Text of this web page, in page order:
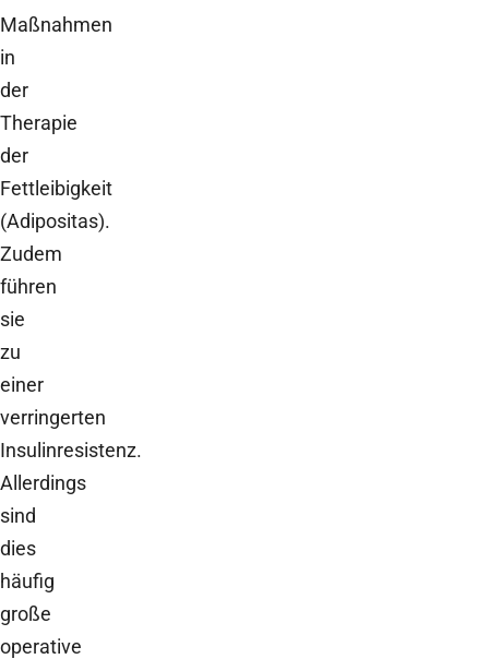
Maßnahmen
in
der
Therapie
der
Fettleibigkeit
(Adipositas).
Zudem
führen
sie
zu
einer
verringerten
Insulinresistenz.
Allerdings
sind
dies
häufig
große
operative